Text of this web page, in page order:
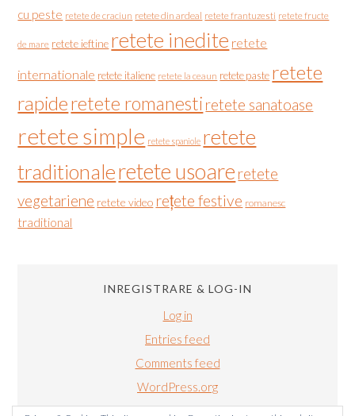
cu peste retete de craciun retete din ardeal retete frantuzesti retete fructe
de mare retete ieftine retete inedite retete
internationale retete italiene retete la ceaun retete paste retete
rapideretete romanesti retete sanatoase
retete simple retete spaniole retete
traditionaleretete usoare retete
vegetariene retete video rețete festive romanesc
traditional
INREGISTRARE & LOG-IN
Log in
Entries feed
Comments feed
WordPress.org